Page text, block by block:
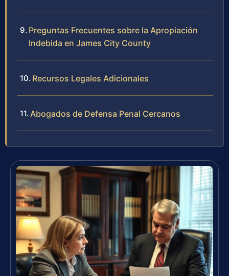
Preguntas Frecuentes sobre la Apropiación
Indebida en James City County
Recursos Legales Adicionales
Abogados de Defensa Penal Cercanos